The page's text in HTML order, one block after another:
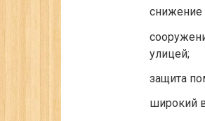
снижение
улицей;
защита
широкий